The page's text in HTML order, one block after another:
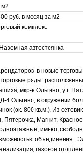
м2
руб. в месяц за м2
комплекс
Наземная автостоянка
в новые
ряды расположены
мкр-н Ольгино, ул.
4 Ольгино, в окружении
(ок. 800 кв.м.). Из
Пятерочка, Магнит,
имеют
объединения.
газовое